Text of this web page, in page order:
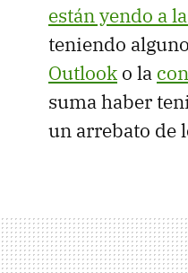
están yendo a
teniendo
Outlook o la
suma haber
un arrebato de